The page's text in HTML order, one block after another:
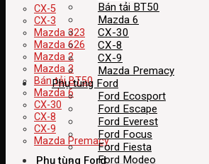
CX-5
CX-3
Mazda 323
Mazda 626
Mazda 2
Mazda 3
Bán tải BT50
Mazda 6
CX-30
CX-8
CX-9
Mazda Premacy
Phụ tùng Ford
Bán tải BT50
Mazda 6
CX-30
CX-8
CX-9
Mazda Premacy
Phụ tùng Ford
Ford Ecosport
Ford Escape
Ford Everest
Ford Focus
Ford Fiesta
Ford Modeo